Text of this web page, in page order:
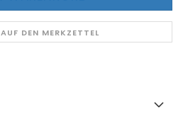
AUF DEN MERKZETTEL